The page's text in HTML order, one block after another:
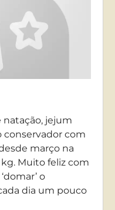
natação, jejum
com
março na
kg. Muito feliz com
o
dia um pouco